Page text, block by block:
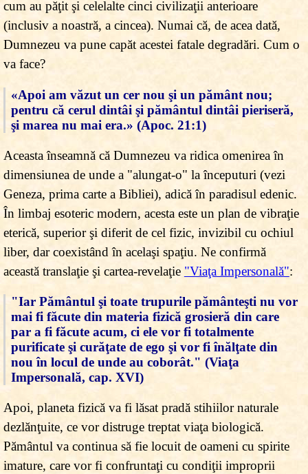
cum au păţit şi celelalte cinci civilizaţii anterioare
(inclusiv a noastră, a cincea). Numai că, de acea dată,
Dumnezeu va pune capăt acestei fatale degradări. Cum o
va face?
«Apoi am văzut un cer nou şi un pământ nou;
pentru că cerul dintâi şi pământul dintâi pieriseră,
şi marea nu mai era.» (Apoc. 21:1)
Aceasta înseamnă că Dumnezeu va ridica omenirea în
dimensiunea de unde a "alungat-o" la începuturi (vezi
Geneza, prima carte a Bibliei), adică în paradisul edenic.
În limbaj esoteric modern, acesta este un plan de vibraţie
eterică, superior şi diferit de cel fizic, invizibil cu ochiul
liber, dar coexistând în acelaşi spaţiu. Ne confirmă
această translaţie şi cartea-revelaţie "Viaţa Impersonală":
"Iar Pământul şi toate trupurile pământeşti nu vor
mai fi făcute din materia fizică grosieră din care
par a fi făcute acum, ci ele vor fi totalmente
purificate şi curăţate de ego şi vor fi înălţate din
nou în locul de unde au coborât." (Viaţa
Impersonală, cap. XVI)
Apoi, planeta fizică va fi lăsat pradă stihiilor naturale
dezlănţuite, ce vor distruge treptat viaţa biologică.
Pământulva continua să fie locuit de oameni cu spirite
imature, care vor fi confruntaţi cu condiţii improprii